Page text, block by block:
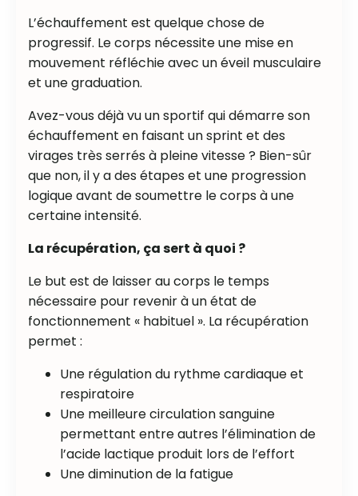
L’échauffement est quelque chose de
progressif. Le corps nécessite une mise en
mouvement réfléchie avec un éveil musculaire
et une graduation.
Avez-vous déjà vu un sportif qui démarre son
échauffement en faisant un sprint et des
virages très serrés à pleine vitesse ? Bien-sûr
que non, il y a des étapes et une progression
logique avant de soumettre le corps à une
certaine intensité.
La récupération, ça sert à quoi ?
Le but est de laisser au corps le temps
nécessaire pour revenir à un état de
fonctionnement « habituel ». La récupération
permet :
Une régulation du rythme cardiaque et
respiratoire
Une meilleure circulation sanguine
permettant entre autres l’élimination de
l’acide lactique produit lors de l’effort
Une diminution de la fatigue